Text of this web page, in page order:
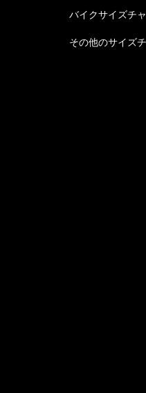
バイクサイズチ
その他のサイズ